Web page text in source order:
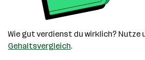
Wie gut verdienst du wirklich? Nutze
Gehaltsvergleich.